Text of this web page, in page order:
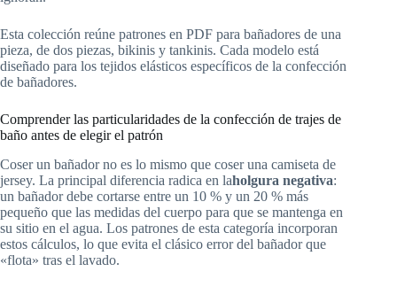
Esta colección reúne patrones en PDF para bañadores de una
pieza, de dos piezas, bikinis y tankinis. Cada modelo está
diseñado para los tejidos elásticos específicos de la confección
de bañadores.
Comprender las particularidades de la confección de trajes de
baño antes de elegir el patrón
Coser un bañador no es lo mismo que coser una camiseta de
jersey. La principal diferencia radica en laholgura negativa:
un bañador debe cortarse entre un 10 % y un 20 % más
pequeño que las medidas del cuerpo para que se mantenga en
su sitio en el agua. Los patrones de esta categoría incorporan
estos cálculos, lo que evita el clásico error del bañador que
«flota» tras el lavado.